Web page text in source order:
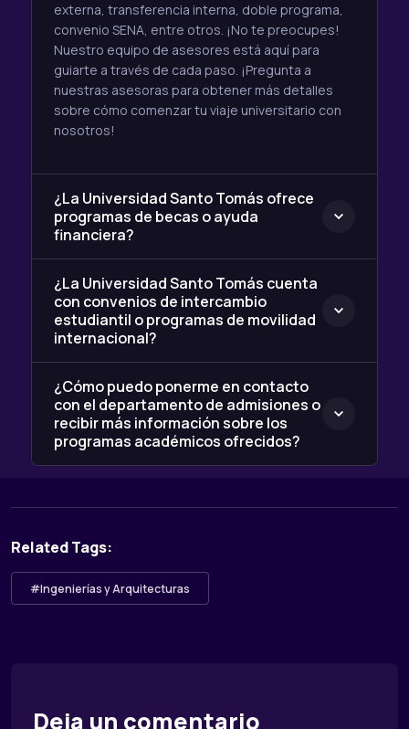
externa, transferencia interna, doble programa,
convenio SENA, entre otros. ¡No te preocupes!
Nuestro equipo de asesores está aquí para
guiarte a través de cada paso. ¡Pregunta a
nuestras asesoras para obtener más detalles
sobre cómo comenzar tu viaje universitario con
nosotros!
¿La Universidad Santo Tomás ofrece
programas de becas o ayuda
financiera?
¿La Universidad Santo Tomás cuenta
con convenios de intercambio
estudiantil o programas de movilidad
internacional?
¿Cómo puedo ponerme en contacto
con el departamento de admisiones o
recibir más información sobre los
programas académicos ofrecidos?
Related Tags:
#Ingenierías y Arquitecturas
Deja un comentario